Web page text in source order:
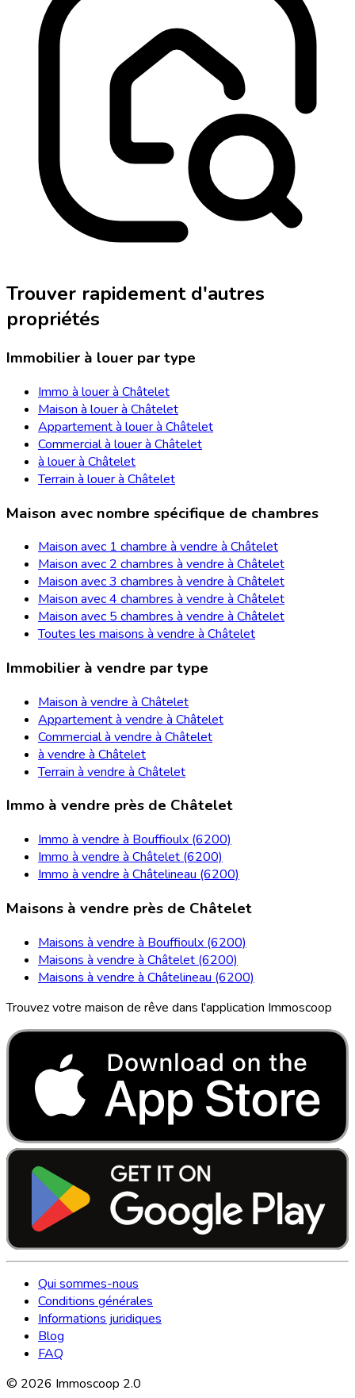
Trouver rapidement d'autres
propriétés
Immobilier à louer par type
Immo à louer à Châtelet
Maison à louer à Châtelet
Appartement à louer à Châtelet
Commercial à louer à Châtelet
à louer à Châtelet
Terrain à louer à Châtelet
Maison avec nombre spécifique de chambres
Maison avec 1 chambre à vendre à Châtelet
Maison avec 2 chambres à vendre à Châtelet
Maison avec 3 chambres à vendre à Châtelet
Maison avec 4 chambres à vendre à Châtelet
Maison avec 5 chambres à vendre à Châtelet
Toutes les maisons à vendre à Châtelet
Immobilier à vendre par type
Maison à vendre à Châtelet
Appartement à vendre à Châtelet
Commercial à vendre à Châtelet
à vendre à Châtelet
Terrain à vendre à Châtelet
Immo à vendre près de Châtelet
Immo à vendre à Bouffioulx (6200)
Immo à vendre à Châtelet (6200)
Immo à vendre à Châtelineau (6200)
Maisons à vendre près de Châtelet
Maisons à vendre à Bouffioulx (6200)
Maisons à vendre à Châtelet (6200)
Maisons à vendre à Châtelineau (6200)
Trouvez votre maison de rêve dans l'application Immoscoop
Qui sommes-nous
Conditions générales
Informations juridiques
Blog
FAQ
© 2026 Immoscoop 2.0